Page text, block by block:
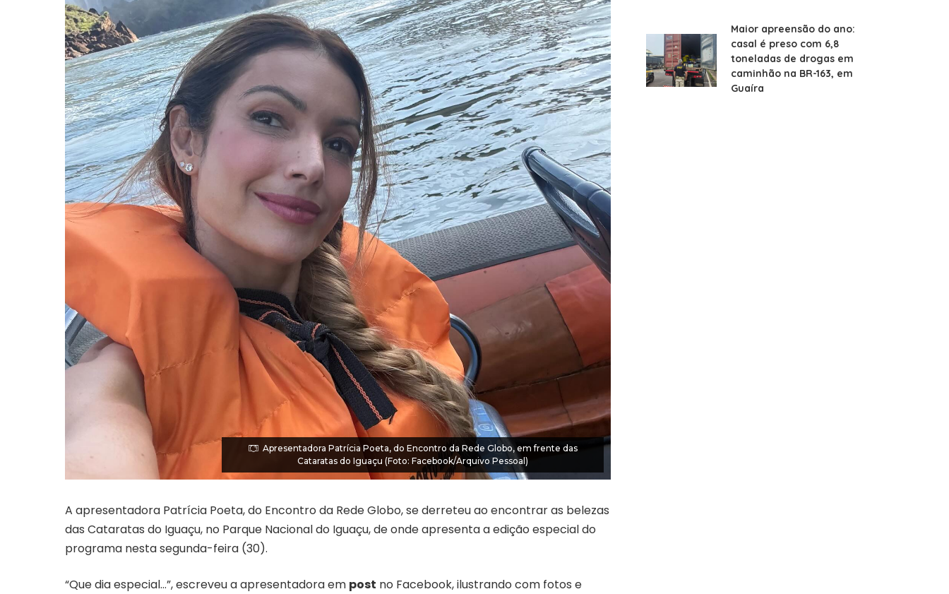
Apresentadora Patrícia Poeta, do Encontro da Rede Globo, em frente das
Cataratas do Iguaçu (Foto: Facebook/Arquivo Pessoal)
A apresentadora Patrícia Poeta, do Encontro da Rede Globo, se derreteu ao encontrar as belezas
das Cataratas do Iguaçu, no Parque Nacional do Iguaçu, de onde apresenta a edição especial do
programa nesta segunda-feira (30).
“Que dia especial…”, escreveu a apresentadora em post no Facebook, ilustrando com fotos e
Maior apreensão do ano:
casal é preso com 6,8
toneladas de drogas em
caminhão na BR-163, em
Guaíra